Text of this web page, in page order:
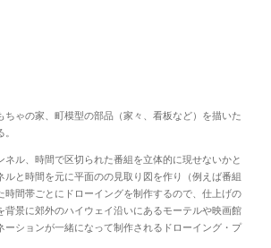
ゃの家、町模型の部品（家々、看板など）を描いた
ル、時間で区切られた番組を立体的に現せないかと
と時間を元に平面のの見取り図を作り（例えば番組
間帯ごとにドローイングを制作するので、仕上げの
景に郊外のハイウェイ沿いにあるモーテルや映画館
ションが一緒になって制作されるドローイング・プ